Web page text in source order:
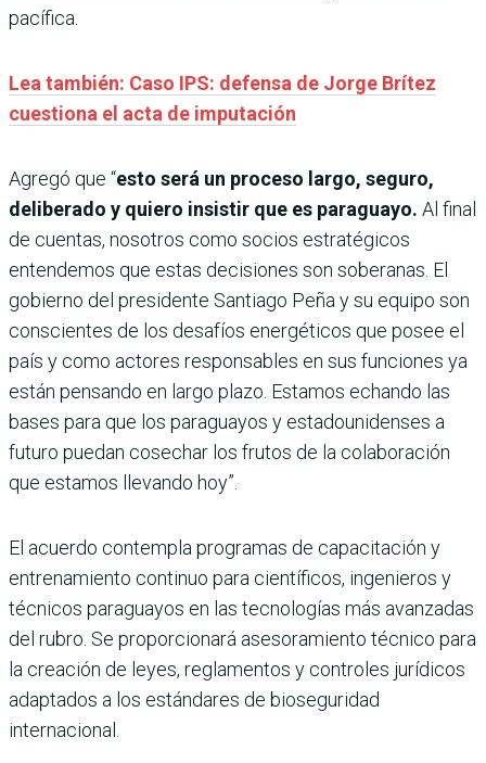
pacífica.
Lea también: Caso IPS: defensa de Jorge Brítez
cuestiona el acta de imputación
Agregó que “esto será un proceso largo, seguro,
deliberado y quiero insistir que es paraguayo. Al final
de cuentas, nosotros como socios estratégicos
entendemos que estas decisiones son soberanas. El
gobierno del presidente Santiago Peña y su equipo son
conscientes de los desafíos energéticos que posee el
país y como actores responsables en sus funciones ya
están pensando en largo plazo. Estamos echando las
bases para que los paraguayos y estadounidenses a
futuro puedan cosechar los frutos de la colaboración
que estamos llevando hoy”.
El acuerdo contempla programas de capacitación y
entrenamiento continuo para científicos, ingenieros y
técnicos paraguayos en las tecnologías más avanzadas
del rubro. Se proporcionará asesoramiento técnico para
la creación de leyes, reglamentos y controles jurídicos
adaptados a los estándares de bioseguridad
internacional.